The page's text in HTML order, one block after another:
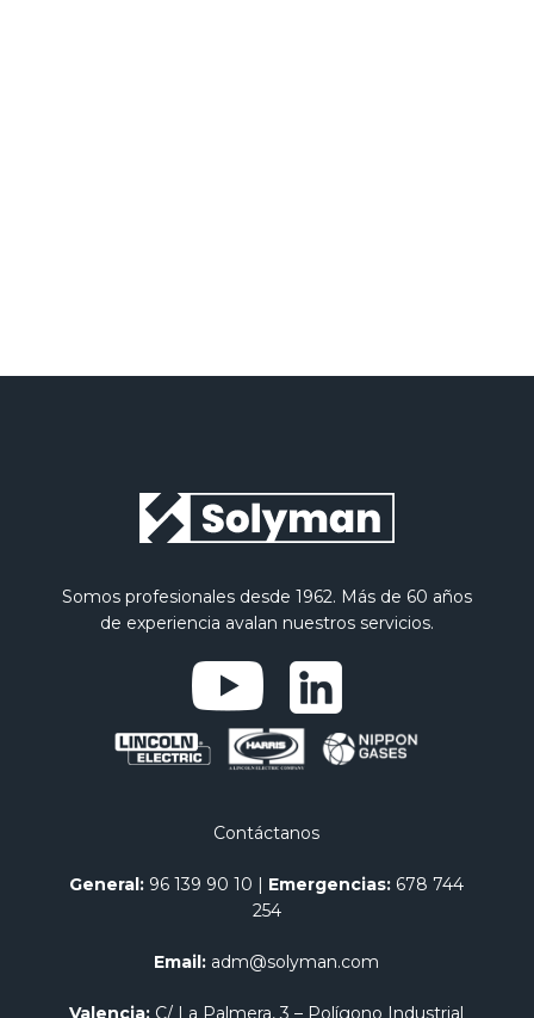
Somos profesionales desde 1962. Más de 60 años
de experiencia avalan nuestros servicios.
Contáctanos
General: 96 139 90 10 | Emergencias: 678 744
254
Email: adm@solyman.com
Valencia: C/ La Palmera, 3 – Polígono Industrial